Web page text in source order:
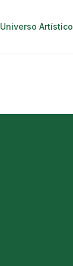
Universo Artístico